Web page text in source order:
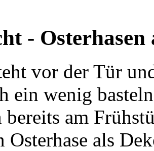
-
vor der Tür
ein wenig
bereits am
Osterhase als